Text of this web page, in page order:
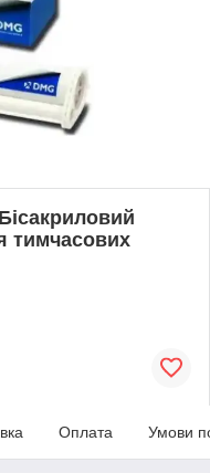
тимчасових
Оплата Умови